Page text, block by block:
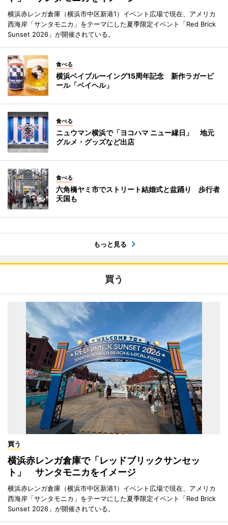
横浜赤レンガ倉庫（横浜市中区新港1）イベント広場で現在、アメリカ
西海岸「サンタモニカ」をテーマにした夏季限定イベント「Red Brick
Sunset 2026」が開催されている。
食べる
横浜ベイブルーイング15周年記念 新作ラガービ
ール「ベイヘル」
食べる
ニュウマン横浜で「ヨコハマ ニュー縁日」 地元
グルメ・グッズなど出店
食べる
六角橋ヤミ市でストリート結婚式と盆踊り 歩行者
天国も
もっと見る
買う
買う
横浜赤レンガ倉庫で「レッドブリックサンセッ
ト」 サンタモニカをイメージ
横浜赤レンガ倉庫（横浜市中区新港1）イベント広場で現在、アメリカ
西海岸「サンタモニカ」をテーマにした夏季限定イベント「Red Brick
Sunset 2026」が開催されている。